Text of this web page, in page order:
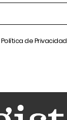
Política de Privacidad